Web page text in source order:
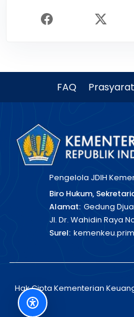
FAQ Prasyarat
Pengelola JDIH
Biro Hukum,
Alamat: Gedung
Jl. Dr. Wahidin Raya
Surel:
Hak Cipta Kementerian